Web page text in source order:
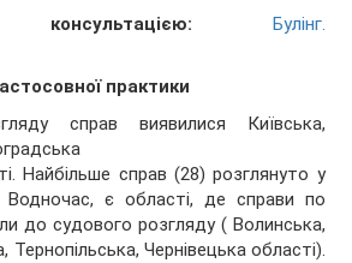
консультацією:
Булінг.
ної практики
справ виявилися Київська,
Найбільше справ (28) розглянуто у
Водночас, є області, де справи по
до судового розгляду ( Волинська,
Тернопільська, Чернівецька області).